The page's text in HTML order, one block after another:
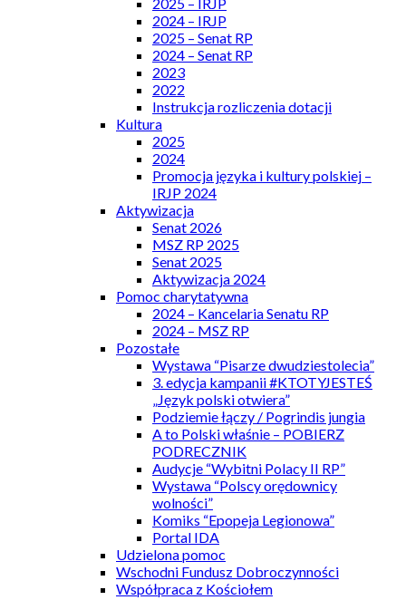
2024 – IRJP
2025 – Senat RP
2024 – Senat RP
2023
2022
Instrukcja rozliczenia dotacji
Kultura
2025
2024
Promocja języka i kultury polskiej –
IRJP 2024
Aktywizacja
Senat 2026
MSZ RP 2025
Senat 2025
Aktywizacja 2024
Pomoc charytatywna
2024 – Kancelaria Senatu RP
2024 – MSZ RP
Pozostałe
Wystawa “Pisarze dwudziestolecia”
3. edycja kampanii #KTOTYJESTEŚ
„Język polski otwiera”
Podziemie łączy / Pogrindis jungia
A to Polski właśnie – POBIERZ
PODRECZNIK
Audycje “Wybitni Polacy II RP”
Wystawa “Polscy orędownicy
wolności”
Komiks “Epopeja Legionowa”
Portal IDA
Udzielona pomoc
Wschodni Fundusz Dobroczynności
Współpraca z Kościołem